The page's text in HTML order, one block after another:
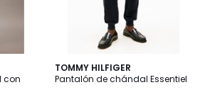
con
TOMMY HILFIGER
Pantalón de chándal Essentiel